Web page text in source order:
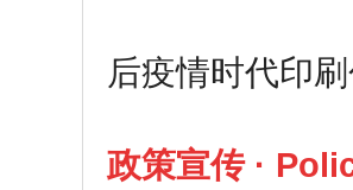
后疫情时代印
政策宣传·